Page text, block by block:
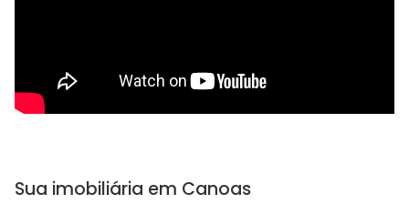
Sua imobiliária em Canoas